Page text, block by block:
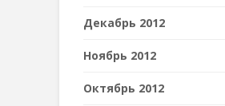
Декабрь 2012
Ноябрь 2012
Октябрь 2012